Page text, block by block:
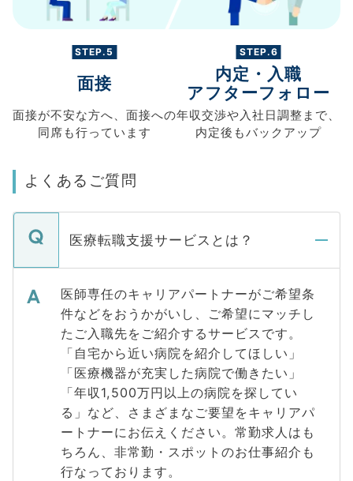
STEP.5
面接
面接が不安な方へ、 面接への
同席も行っています
STEP.6
内定・入職
アフターフォロー
年収交渉や入社日調整まで、
内定後もバックアップ
よくあるご質問
医療転職支援サービスとは？
医師専任のキャリアパートナーがご希望条
件などをおうかがいし、ご希望にマッチし
たご入職先をご紹介するサービスです。
「自宅から近い病院を紹介してほしい」
「医療機器が充実した病院で働きたい」
「年収1,500万円以上の病院を探してい
る」など、さまざまなご要望をキャリアパ
ートナーにお伝えください。常勤求人はも
ちろん、非常勤・スポットのお仕事紹介も
行なっております。